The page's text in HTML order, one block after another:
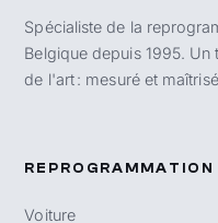
Spécialiste de la
Belgique depuis 1995. Un
de l'art : mesuré et
REPROGRAMMATION
Voiture